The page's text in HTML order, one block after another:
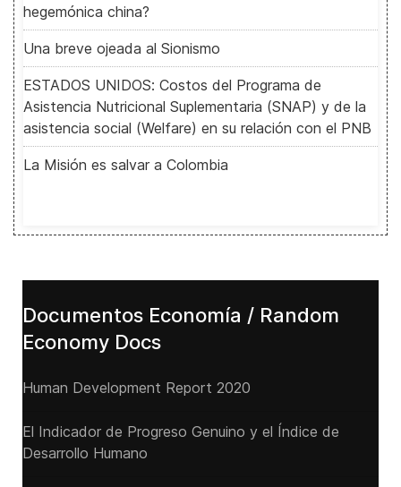
hegemónica china?
Una breve ojeada al Sionismo
ESTADOS UNIDOS: Costos del Programa de
Asistencia Nutricional Suplementaria (SNAP) y de la
asistencia social (Welfare) en su relación con el PNB
La Misión es salvar a Colombia
Documentos Economía / Random
Economy Docs
Human Development Report 2020
El Indicador de Progreso Genuino y el Índice de
Desarrollo Humano